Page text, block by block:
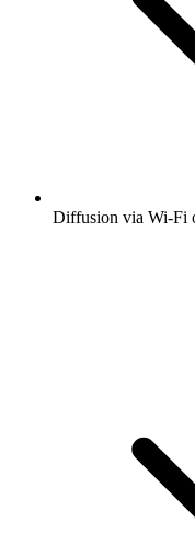
Diffusion via Wi-Fi